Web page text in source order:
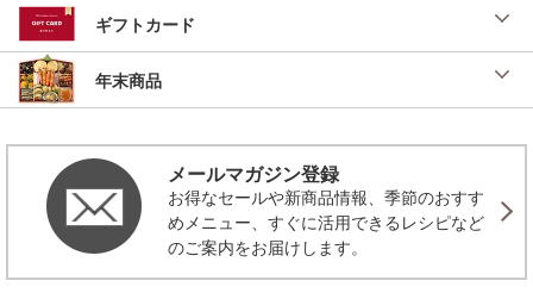
ギフトカード
年末商品
メールマガジン登録
お得なセールや新商品情報、季節のおすす
めメニュー、すぐに活用できるレシピなど
のご案内をお届けします。